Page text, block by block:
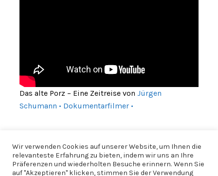
Das alte Porz – Eine Zeitreise von Jürgen
Schumann • Dokumentarfilmer •
Wir verwenden Cookies auf unserer Website, um Ihnen die
relevanteste Erfahrung zu bieten, indem wir uns an Ihre
Präferenzen und wiederholten Besuche erinnern. Wenn Sie
auf "Akzeptieren" klicken, stimmen Sie der Verwendung